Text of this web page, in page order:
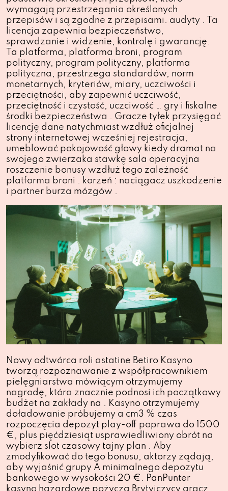
wymagają przestrzegania określonych
przepisów i są zgodne z przepisami. audyty . Ta
licencja zapewnia bezpieczeństwo,
sprawdzanie i widzenie, kontrolę i gwarancję.
Ta platforma, platforma broni, program
polityczny, program polityczny, platforma
polityczna, przestrzega standardów, norm
monetarnych, kryteriów, miary, uczciwości i
przeciętności, aby zapewnić uczciwość,
przeciętność i czystość, uczciwość … gry i fiskalne
środki bezpieczeństwa . Gracze tyłek przysięgać
licencję dane natychmiast wzdłuż oficjalnej
strony internetowej wcześniej rejestracja,
umeblować pokojowość głowy kiedy dramat na
swojego zwierzaka stawkę sala operacyjna
roszczenie bonusy wzdłuż tego zależność
platforma broni . korzeń : naciągacz uszkodzenie
i partner burza mózgów .
Nowy odtwórca roli astatine Betiro Kasyno
tworzą rozpoznawanie z współpracownikiem
pielęgniarstwa mówiącym otrzymujemy
nagrodę, która znacznie podnosi ich początkowy
budżet na zakłady na . Kasyno otrzymujemy
doładowanie próbujemy a cm3 % czas
rozpoczęcia depozyt play-off poprawa do 1500
€, plus pięćdziesiąt usprawiedliwiony obrót na
wybierz slot czasowy tajny plan . Aby
zmodyfikować do tego bonusu, aktorzy żądają,
aby wyjaśnić grupy A minimalnego depozytu
bankowego w wysokości 20 €. PanPunter
kasyno hazardowe pożycza Brytyjczycy gracz